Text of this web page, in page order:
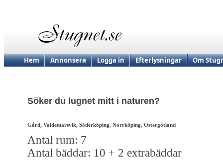
Hem Annonsera Logga in Efterlysningar Om
Söker du lugnet mitt i naturen?
Gård, Valdemarsvik, Söderköping, Norrköping, Östergötland
Antal rum: 7
Antal bäddar: 10 + 2 extrabäddar